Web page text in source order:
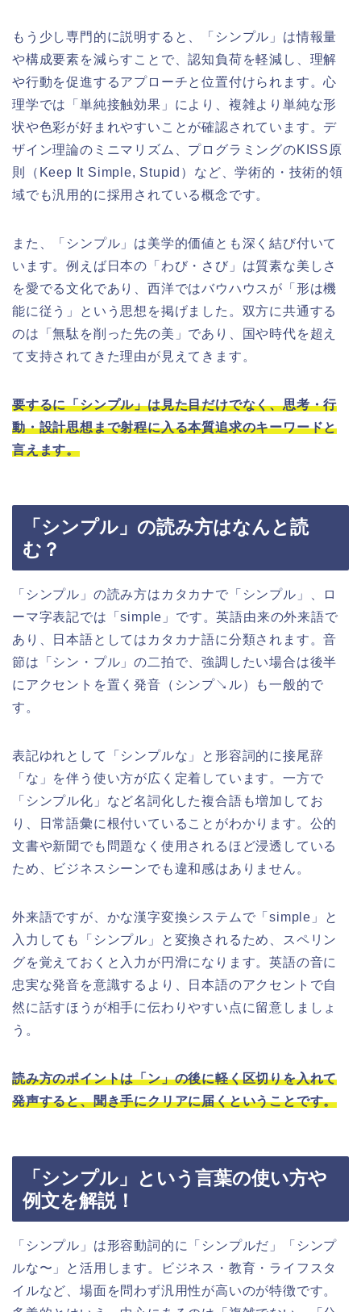
もう少し専門的に説明すると、「シンプル」は情報量
や構成要素を減らすことで、認知負荷を軽減し、理解
や行動を促進するアプローチと位置付けられます。心
理学では「単純接触効果」により、複雑より単純な形
状や色彩が好まれやすいことが確認されています。デ
ザイン理論のミニマリズム、プログラミングのKISS原
則（Keep It Simple, Stupid）など、学術的・技術的領
域でも汎用的に採用されている概念です。
また、「シンプル」は美学的価値とも深く結び付いて
います。例えば日本の「わび・さび」は質素な美しさ
を愛でる文化であり、西洋ではバウハウスが「形は機
能に従う」という思想を掲げました。双方に共通する
のは「無駄を削った先の美」であり、国や時代を超え
て支持されてきた理由が見えてきます。
要するに「シンプル」は見た目だけでなく、思考・行
動・設計思想まで射程に入る本質追求のキーワードと
言えます。
「シンプル」の読み方はなんと読
む？
「シンプル」の読み方はカタカナで「シンプル」、ロ
ーマ字表記では「simple」です。英語由来の外来語で
あり、日本語としてはカタカナ語に分類されます。音
節は「シン・プル」の二拍で、強調したい場合は後半
にアクセントを置く発音（シンプ↘ル）も一般的で
す。
表記ゆれとして「シンプルな」と形容詞的に接尾辞
「な」を伴う使い方が広く定着しています。一方で
「シンプル化」など名詞化した複合語も増加してお
り、日常語彙に根付いていることがわかります。公的
文書や新聞でも問題なく使用されるほど浸透している
ため、ビジネスシーンでも違和感はありません。
外来語ですが、かな漢字変換システムで「simple」と
入力しても「シンプル」と変換されるため、スペリン
グを覚えておくと入力が円滑になります。英語の音に
忠実な発音を意識するより、日本語のアクセントで自
然に話すほうが相手に伝わりやすい点に留意しましょ
う。
読み方のポイントは「ン」の後に軽く区切りを入れて
発声すると、聞き手にクリアに届くということです。
「シンプル」という言葉の使い方や
例文を解説！
「シンプル」は形容動詞的に「シンプルだ」「シンプ
ルな〜」と活用します。ビジネス・教育・ライフスタ
イルなど、場面を問わず汎用性が高いのが特徴です。